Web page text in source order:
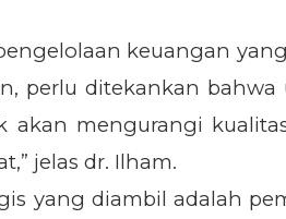
keuangan
perlu ditekankan bahwa
akan mengurangi
jelas dr. Ilham.
yang diambil adalah